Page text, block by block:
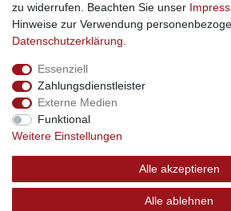
Sichere Bestellung und Zahlung via SSL
zu widerrufen. Beachten Sie unser
Hinweise zur Verwendung
Daten­schutz­erklärung
Essenziell
Zahlungsdienstleister
Externe Medien
Funktional
Weitere Einstellungen
Alle akzeptieren
Alle ablehnen
Widerrufs­recht Widerrufs­formular
Daten­schutz­erklärung
© Copyright 2026 | swisshandel24.ch
Bottighofen, Schweiz | Hotline